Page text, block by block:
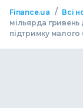
Finance.ua / Всі
мільярда гривень
підтримку малого